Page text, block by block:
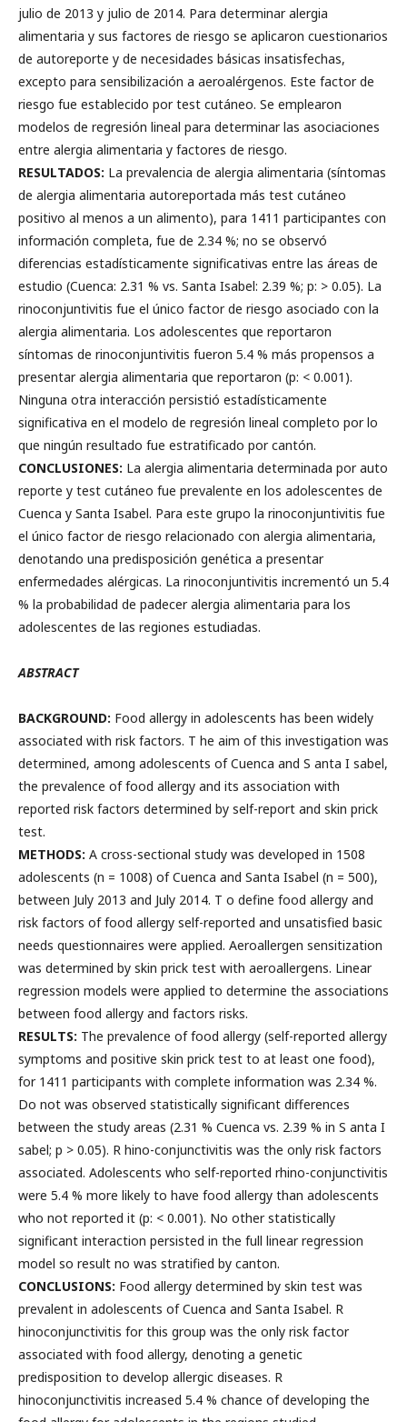
julio de 2013 y julio de 2014. Para determinar alergia
alimentaria y sus factores de riesgo se aplicaron cuestionarios
de autoreporte y de necesidades básicas insatisfechas,
excepto para sensibilización a aeroalérgenos. Este factor de
riesgo fue establecido por test cutáneo. Se emplearon
modelos de regresión lineal para determinar las asociaciones
entre alergia alimentaria y factores de riesgo.
RESULTADOS: La prevalencia de alergia alimentaria (síntomas
de alergia alimentaria autoreportada más test cutáneo
positivo al menos a un alimento), para 1411 participantes con
información completa, fue de 2.34 %; no se observó
diferencias estadísticamente significativas entre las áreas de
estudio (Cuenca: 2.31 % vs. Santa Isabel: 2.39 %; p: > 0.05). La
rinoconjuntivitis fue el único factor de riesgo asociado con la
alergia alimentaria. Los adolescentes que reportaron
síntomas de rinoconjuntivitis fueron 5.4 % más propensos a
presentar alergia alimentaria que reportaron (p: < 0.001).
Ninguna otra interacción persistió estadísticamente
significativa en el modelo de regresión lineal completo por lo
que ningún resultado fue estratificado por cantón.
CONCLUSIONES: La alergia alimentaria determinada por auto
reporte y test cutáneo fue prevalente en los adolescentes de
Cuenca y Santa Isabel. Para este grupo la rinoconjuntivitis fue
el único factor de riesgo relacionado con alergia alimentaria,
denotando una predisposición genética a presentar
enfermedades alérgicas. La rinoconjuntivitis incrementó un 5.4
% la probabilidad de padecer alergia alimentaria para los
adolescentes de las regiones estudiadas.
ABSTRACT
BACKGROUND: Food allergy in adolescents has been widely
associated with risk factors. T he aim of this investigation was
determined, among adolescents of Cuenca and S anta I sabel,
the prevalence of food allergy and its association with
reported risk factors determined by self-report and skin prick
test.
METHODS: A cross-sectional study was developed in 1508
adolescents (n = 1008) of Cuenca and Santa Isabel (n = 500),
between July 2013 and July 2014. T o define food allergy and
risk factors of food allergy self-reported and unsatisfied basic
needs questionnaires were applied. Aeroallergen sensitization
was determined by skin prick test with aeroallergens. Linear
regression models were applied to determine the associations
between food allergy and factors risks.
RESULTS: The prevalence of food allergy (self-reported allergy
symptoms and positive skin prick test to at least one food),
for 1411 participants with complete information was 2.34 %.
Do not was observed statistically significant differences
between the study areas (2.31 % Cuenca vs. 2.39 % in S anta I
sabel; p > 0.05). R hino-conjunctivitis was the only risk factors
associated. Adolescents who self-reported rhino-conjunctivitis
were 5.4 % more likely to have food allergy than adolescents
who not reported it (p: < 0.001). No other statistically
significant interaction persisted in the full linear regression
model so result no was stratified by canton.
CONCLUSIONS: Food allergy determined by skin test was
prevalent in adolescents of Cuenca and Santa Isabel. R
hinoconjunctivitis for this group was the only risk factor
associated with food allergy, denoting a genetic
predisposition to develop allergic diseases. R
hinoconjunctivitis increased 5.4 % chance of developing the